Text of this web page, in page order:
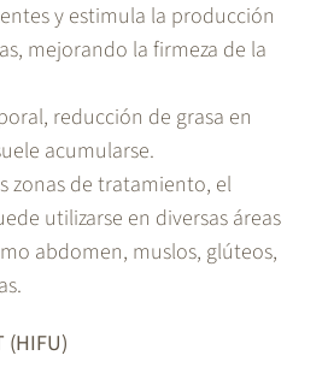
y estimula la producción
mejorando la firmeza de la
reducción de grasa en
acumularse.
zonas de tratamiento, el
utilizarse en diversas áreas
abdomen, muslos, glúteos,
(HIFU)